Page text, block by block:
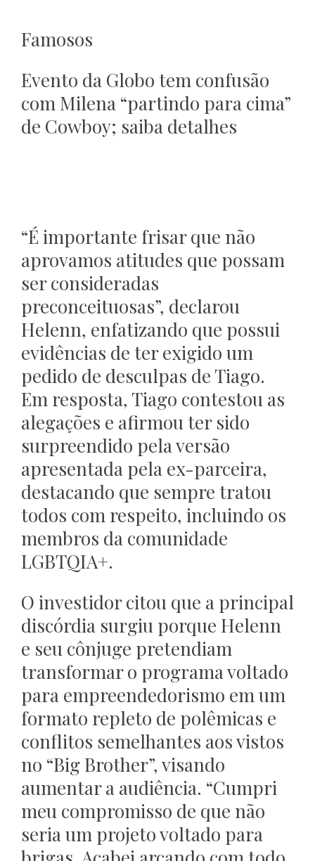
Famosos
Evento da Globo tem confusão
com Milena “partindo para cima”
de Cowboy; saiba detalhes
“É importante frisar que não
aprovamos atitudes que possam
ser consideradas
preconceituosas”, declarou
Helenn, enfatizando que possui
evidências de ter exigido um
pedido de desculpas de Tiago.
Em resposta, Tiago contestou as
alegações e afirmou ter sido
surpreendido pela versão
apresentada pela ex-parceira,
destacando que sempre tratou
todos com respeito, incluindo os
membros da comunidade
LGBTQIA+.
O investidor citou que a principal
discórdia surgiu porque Helenn
e seu cônjuge pretendiam
transformar o programa voltado
para empreendedorismo em um
formato repleto de polêmicas e
conflitos semelhantes aos vistos
no “Big Brother”, visando
aumentar a audiência. “Cumpri
meu compromisso de que não
seria um projeto voltado para